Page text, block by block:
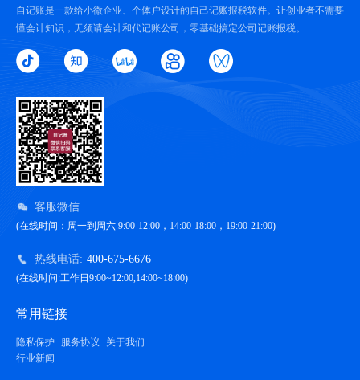
自记账是一款给小微企业、个体户设计的自己记账报税软件。让创业者不需要
懂会计知识，无须请会计和代记账公司，零基础搞定公司记账报税。
客服微信
(在线时间：周一到周六 9:00-12:00，14:00-18:00，19:00-21:00)
热线电话: 400-675-6676
(在线时间:工作日9:00~12:00,14:00~18:00)
常用链接
隐私保护 服务协议
关于我们
行业新闻